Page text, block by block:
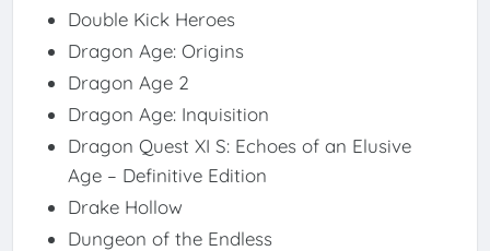
Double Kick Heroes
Dragon Age: Origins
Dragon Age 2
Dragon Age: Inquisition
Dragon Quest XI S: Echoes of an Elusive
Age – Definitive Edition
Drake Hollow
Dungeon of the Endless